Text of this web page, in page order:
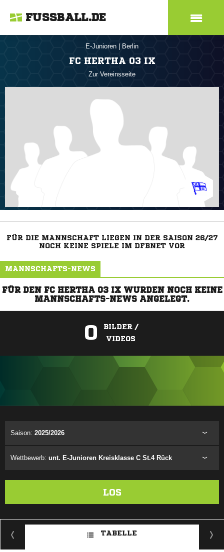
FUSSBALL.DE
E-Junioren Berlin
FC HERTHA 03 IX
Zur Vereinsseite
FÜR DIE MANNSCHAFT LIEGEN IN DER SAISON 26/27
NOCH KEINE SPIELE IM DFBNET VOR
MANNSCHAFTS-NEWS
FÜR DEN FC HERTHA 03 IX WURDEN NOCH KEINE
MANNSCHAFTS-NEWS ANGELEGT.
0
BILDER /
VIDEOS
Saison: 2025/2026
Wettbewerb: unt. E-Junioren Kreisklasse C St.4 Rück
LOS
TABELLE